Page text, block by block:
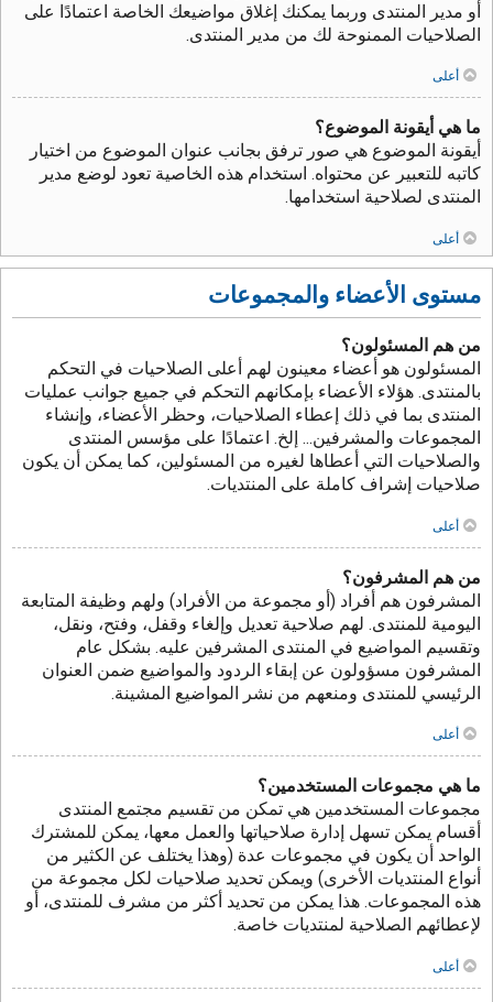
أو مدير المنتدى وربما يمكنك إغلاق مواضيعك الخاصة اعتمادًا على
الصلاحيات الممنوحة لك من مدير المنتدى.
أعلى
ما هي أيقونة الموضوع؟
أيقونة الموضوع هي صور ترفق بجانب عنوان الموضوع من اختيار
كاتبه للتعبير عن محتواه. استخدام هذه الخاصية تعود لوضع مدير
المنتدى لصلاحية استخدامها.
أعلى
مستوى الأعضاء والمجموعات
من هم المسئولون؟
المسئولون هو أعضاء معينون لهم أعلى الصلاحيات في التحكم
بالمنتدى. هؤلاء الأعضاء بإمكانهم التحكم في جميع جوانب عمليات
المنتدى بما في ذلك إعطاء الصلاحيات، وحظر الأعضاء، وإنشاء
المجموعات والمشرفين... إلخ. اعتمادًا على مؤسس المنتدى
والصلاحيات التي أعطاها لغيره من المسئولين، كما يمكن أن يكون
صلاحيات إشراف كاملة على المنتديات.
أعلى
من هم المشرفون؟
المشرفون هم أفراد (أو مجموعة من الأفراد) ولهم وظيفة المتابعة
اليومية للمنتدى. لهم صلاحية تعديل وإلغاء وقفل، وفتح، ونقل،
وتقسيم المواضيع في المنتدى المشرفين عليه. بشكل عام
المشرفون مسؤولون عن إبقاء الردود والمواضيع ضمن العنوان
الرئيسي للمنتدى ومنعهم من نشر المواضيع المشينة.
أعلى
ما هي مجموعات المستخدمين؟
مجموعات المستخدمين هي تمكن من تقسيم مجتمع المنتدى
أقسام يمكن تسهل إدارة صلاحياتها والعمل معها، يمكن للمشترك
الواحد أن يكون في مجموعات عدة (وهذا يختلف عن الكثير من
أنواع المنتديات الأخرى) ويمكن تحديد صلاحيات لكل مجموعة من
هذه المجموعات. هذا يمكن من تحديد أكثر من مشرف للمنتدى، أو
لإعطائهم الصلاحية لمنتديات خاصة.
أعلى